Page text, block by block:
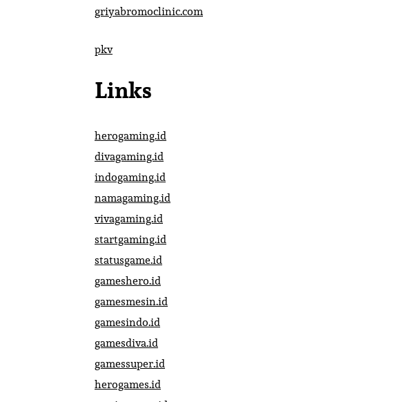
griyabromoclinic.com
pkv
Links
herogaming.id
divagaming.id
indogaming.id
namagaming.id
vivagaming.id
startgaming.id
statusgame.id
gameshero.id
gamesmesin.id
gamesindo.id
gamesdiva.id
gamessuper.id
herogames.id